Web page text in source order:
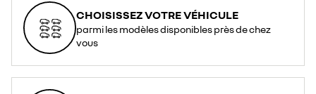
CHOISISSEZ VOTRE VÉHICULE
parmi les modèles disponibles près de chez
vous